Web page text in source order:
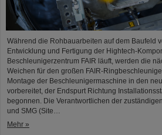
Während die Rohbauarbeiten auf dem Baufeld
Entwicklung und Fertigung der Hightech-
Beschleunigerzentrum FAIR läuft, werden die
Weichen für den großen FAIR-
Montage der Beschleunigermaschine in den
vorbereitet, der Endspurt Richtung
begonnen. Die Verantwortlichen der
und SMG (Site…
Mehr »